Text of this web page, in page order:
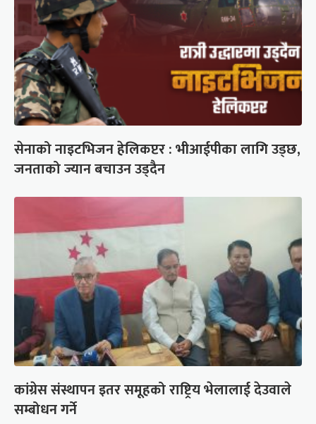
सेनाको नाइटभिजन हेलिकप्टर : भीआईपीका लागि उड्छ,
जनताको ज्यान बचाउन उड्दैन
कांग्रेस संस्थापन इतर समूहको राष्ट्रिय भेलालाई देउवाले
सम्बोधन गर्ने